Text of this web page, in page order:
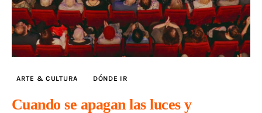
ARTE & CULTURA DÓNDE IR
Cuando se apagan las luces y